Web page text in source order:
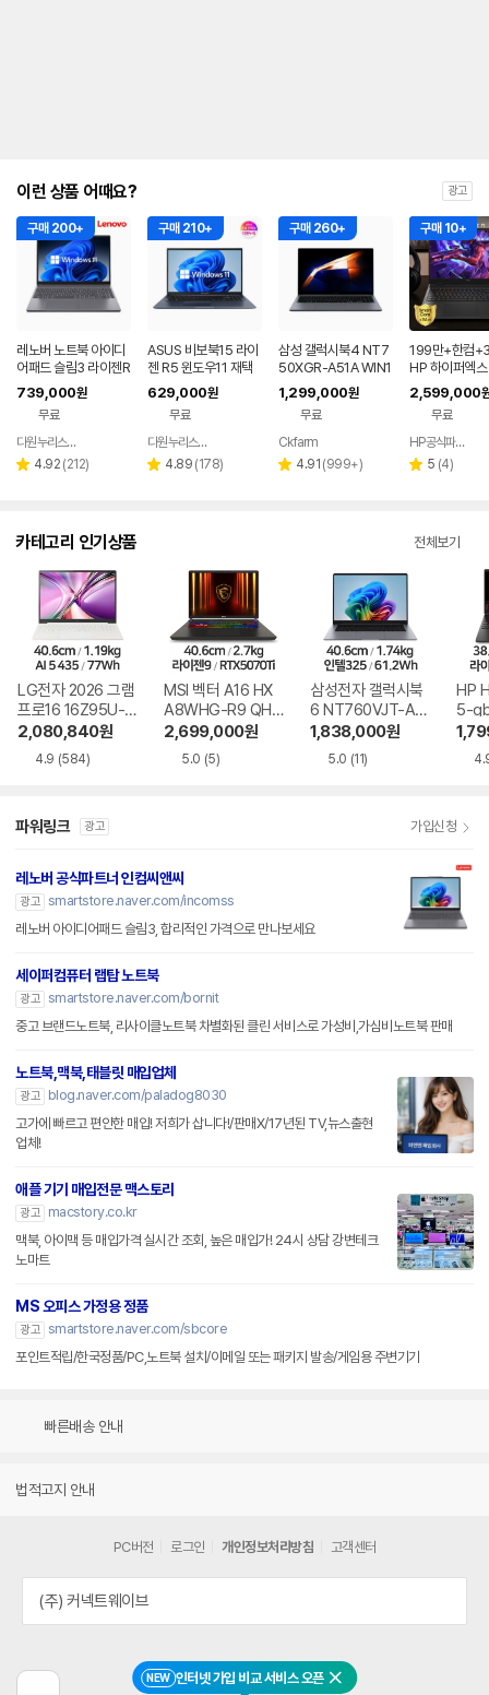
NEW 인터넷 가입 비교 서비스 오픈 닫기
이런 상품 어때요? 광고
구매 200+
레노버 노트북 아이디
어패드 슬림3 라이젠R
5 8GB 256GB 윈도
우11
739,000원
무료
페이
다원누리스토어
별 4.92 리
(212)
구매 210+
ASUS 비보북15 라이
젠 R5 윈도우11 재택
근무 싼 노트북
629,000원
무료
페이
다원누리스토어
별 4.89 리
(178)
구매 260+
삼성 갤럭시북4 NT7
50XGR-A51A WIN1
1 FPP(버젼UP설치)
업무용 학생용 사무용
노트북 문스톤그레이
1,299,000원
무료
페이
Ckfarm
별 4.91 리
(999+)
구매 10+
199만+한컴
HP 하이퍼엑스
6 AI7 450
0 게이밍 노트
2,599,000
무료
HP공식파트너 이텍컴퓨터
별 5 리
(4)
카테고리 인기상품 전체보기
LG전자 2026 그램
프로16 16Z95U-G
S5WK
2,080,840원
4.9 (584)
MSI 벡터 A16 HX
A8WHG-R9 QHD
+
2,699,000원
5.0 (5)
삼성전자 갤럭시북
6 NT760VJT-A51
A
1,838,000원
5.0 (11)
HP
5-
파워링크 광고 가입신청
레노버 공식파트너 인컴씨앤씨
광고 smartstore.naver.com/incomss
레노버 아이디어패드 슬림3, 합리적인 가격으로 만나보세요
세이퍼컴퓨터 랩탑 노트북
광고 smartstore.naver.com/bornit
중고 브랜드노트북, 리사이클노트북 차별화된 클린 서비스로 가성비,가심비노트북 판매
노트북,맥북,태블릿 매입업체
광고
blog.naver.com/paladog8030
고가에 빠르고 편안한 매입! 저희가 삽니다!/판매X/17년된 TV,뉴스출현
업체!
애플 기기 매입전문 맥스토리
광고
macstory.co.kr
맥북, 아이맥 등 매입가격 실시간 조회, 높은 매입가! 24시 상담 강변테크
노마트
MS 오피스 가정용 정품
광고 smartstore.naver.com/sbcore
포인트적립/한국정품/PC,노트북 설치/이메일 또는 패키지 발송/게임용 주변기기
빠른배송 안내
법적고지 안내
PC버전 로그인 개인정보처리방침 고객센터
(주) 커넥트웨이브